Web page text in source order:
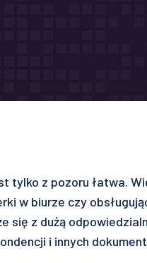
tylko z pozoru łatwa.
w biurze czy
się z dużą
i innych